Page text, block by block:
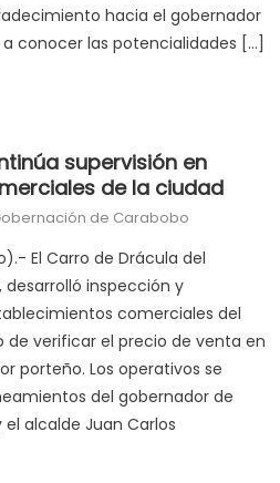
hacia el gobernador
conocer las potencialidades […]
supervisión en
de la ciudad
de Carabobo
El Carro de Drácula del
desarrolló inspección y
comerciales del
de verificar el precio de venta en
porteño. Los operativos se
del gobernador de
alcalde Juan Carlos